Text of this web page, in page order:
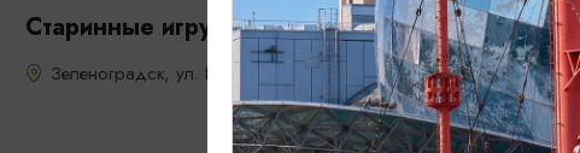
Старинные игрушки. Частная коллекция
Зеленоградск, ул. Гагарина, 2д